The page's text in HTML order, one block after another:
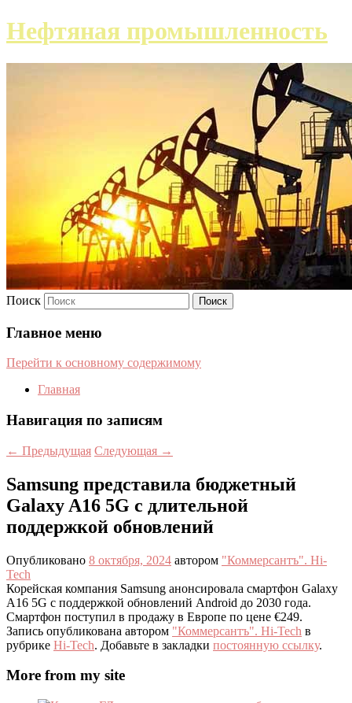
Нефтяная промышленность
Поиск
Главное меню
Перейти к основному содержимому
Главная
Навигация по записям
← Предыдущая Следующая →
Samsung представила бюджетный
Galaxy A16 5G с длительной
поддержкой обновлений
Опубликовано 8 октября, 2024 автором "Коммерсантъ". Hi-
Tech
Корейская компания Samsung анонсировала смартфон Galaxy
A16 5G с поддержкой обновлений Android до 2030 года.
Смартфон поступил в продажу в Европе по цене €249.
Запись опубликована автором "Коммерсантъ". Hi-Tech в
рубрике Hi-Tech. Добавьте в закладки постоянную ссылку.
More from my site